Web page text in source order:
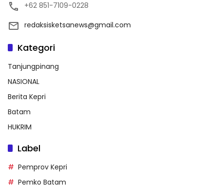
+62 851-7109-0228
redaksisketsanews@gmail.com
Kategori
Tanjungpinang
NASIONAL
Berita Kepri
Batam
HUKRIM
Label
Pemprov Kepri
Pemko Batam